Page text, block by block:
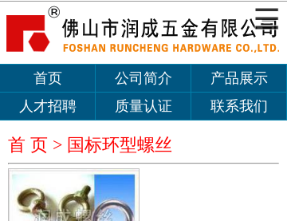
首页 公司简介
产品展示
人才招聘
质量认证 联系我们
首 页 > 国标环型螺丝